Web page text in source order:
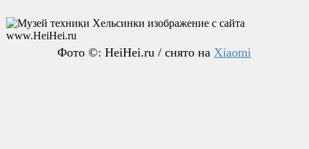
Фото ©: HeiHei.ru / снято наXiaomi